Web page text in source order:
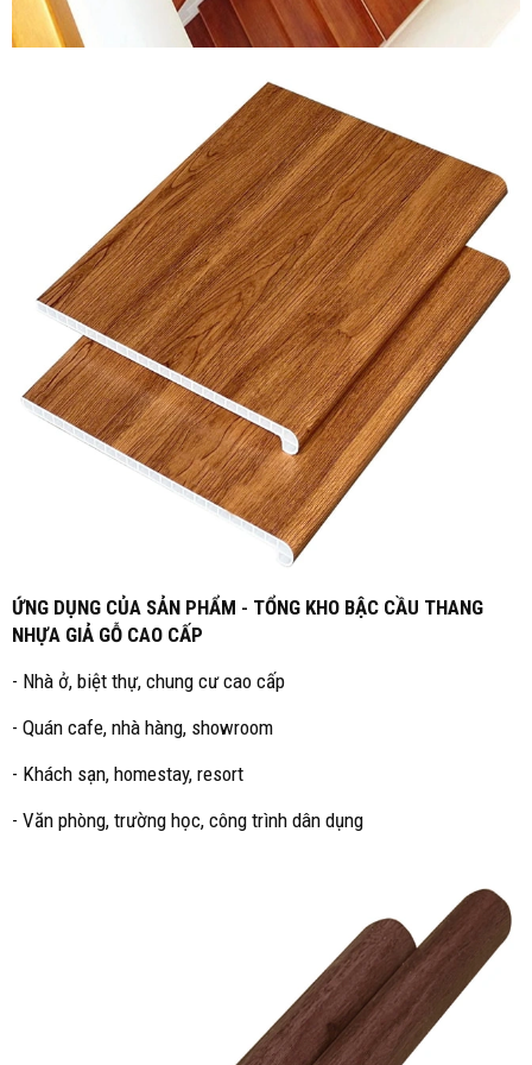
ỨNG DỤNG CỦA SẢN PHẨM - TỔNG KHO BẬC CẦU THANG
NHỰA GIẢ GỖ CAO CẤP
- Nhà ở, biệt thự, chung cư cao cấp
- Quán cafe, nhà hàng, showroom
- Khách sạn, homestay, resort
- Văn phòng, trường học, công trình dân dụng